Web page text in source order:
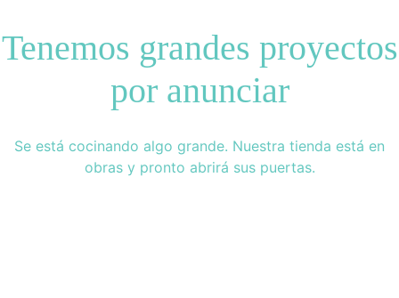
Tenemos grandes proyectos
por anunciar
Se está cocinando algo grande. Nuestra tienda está en
obras y pronto abrirá sus puertas.